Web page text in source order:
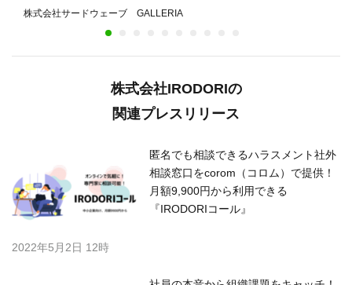
マは“ネオフューチャー”と“レトロポップ”
株式会社サードウェーブ GALLERIA
株式会社IRODORIの
関連プレスリリース
匿名でも相談できるハラスメント社外
相談窓口をcorom（コロム）で提供！
月額9,900円から利用できる
『IRODORIコール』
2022年5月2日 12時